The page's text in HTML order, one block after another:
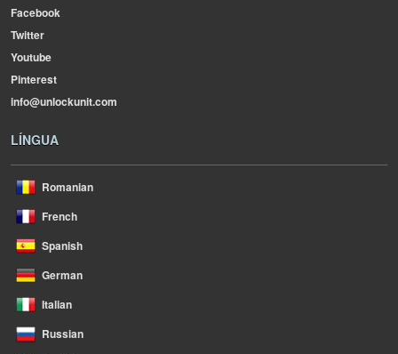
Facebook
Twitter
Youtube
Pinterest
info@unlockunit.com
LÍNGUA
Romanian
French
Spanish
German
Italian
Russian